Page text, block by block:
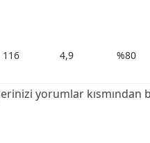
116 4,9 %80
yorumlar kısmından